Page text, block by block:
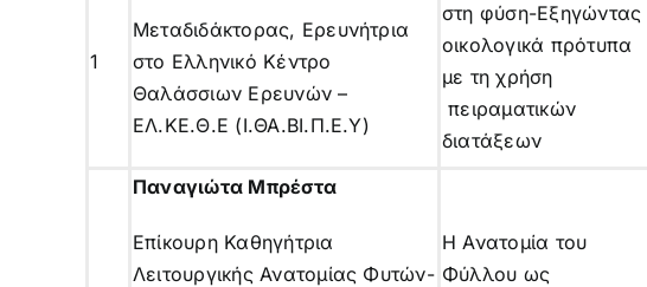
1
Μεταδιδάκτορας, Ερευνήτρια
στο Ελληνικό Κέντρο
Θαλάσσιων Ερευνών –
ΕΛ.ΚΕ.Θ.Ε (Ι.ΘΑ.ΒΙ.Π.Ε.Υ)
στη φύση-Εξηγώντας
οικολογικά πρότυπα
με τη χρήση
πειραματικών
διατάξεων
Παναγιώτα Μπρέστα
Επίκουρη Καθηγήτρια
Λειτουργικής Ανατομίας Φυτών-
Η Ανατομία του
Φύλλου ως